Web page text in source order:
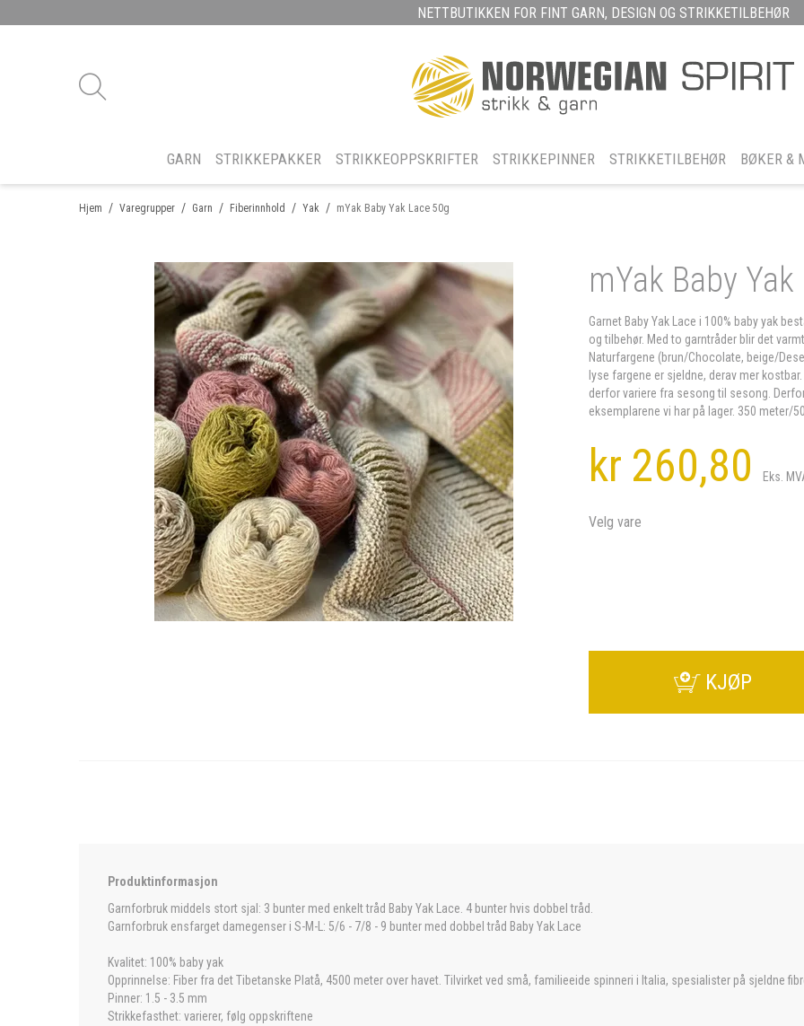
NETTBUTIKKEN FOR FINT GARN, DESIGN OG STRIKKETILBEHØR
GARN STRIKKEPAKKER STRIKKEOPPSKRIFTER STRIKKEPINNER STRIKKETILBEHØR BØKER &
/
Hjem /
Varegrupper /
Garn /
Fiberinnhold /
Yak mYak Baby Yak Lace 50g
mYak Baby
Garnet Baby Yak Lace i 100% baby yak
og tilbehør. Med to garntråder blir det
Naturfargene (brun/Chocolate, beige/
lyse fargene er sjeldne, derav mer
derfor variere fra sesong til sesong.
eksemplarene vi har på lager. 350 meter/
kr 260,80 Eks.
Velg vare
KJØP
Produktinformasjon
Garnforbruk middels stort sjal: 3 bunter med enkelt tråd Baby Yak Lace. 4 bunter hvis dobbel tråd.
Garnforbruk ensfarget damegenser i S-M-L: 5/6 - 7/8 - 9 bunter med dobbel tråd Baby Yak Lace
Kvalitet: 100% baby yak
Opprinnelse: Fiber fra det Tibetanske Platå, 4500 meter over havet. Tilvirket ved små, familieeide spinneri i Italia, spesialister på sjeldne
Pinner: 1.5 - 3.5 mm
Strikkefasthet: varierer, følg oppskriftene